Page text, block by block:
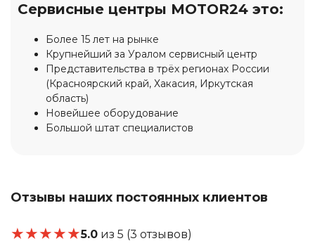
Сервисные центры MOTOR24 это:
Более 15 лет на рынке
Крупнейший за Уралом сервисный центр
Представительства в трёх регионах России
(Красноярский край, Хакасия, Иркутская
область)
Новейшее оборудование
Большой штат специалистов
Отзывы наших постоянных клиентов
★★★★★5.0 из 5 (3 отзывов)